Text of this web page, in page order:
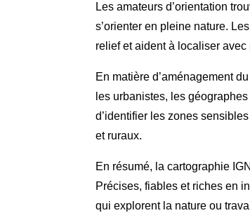
Les amateurs d’orientation
s’orienter en pleine nature.
relief et aident à localiser
En matière d’aménagement
les urbanistes, les
d’identifier les zones
et ruraux.
En résumé, la cartographie
Précises, fiables et riches en
qui explorent la nature ou